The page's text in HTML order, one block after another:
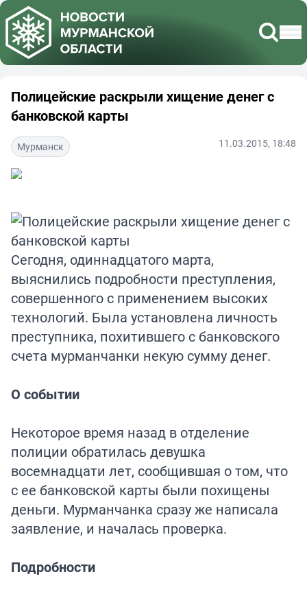
Полицейские раскрыли хищение денег с
банковской карты
Мурманск 11.03.2015, 18:48
Сегодня, одиннадцатого марта,
выяснились подробности преступления,
совершенного с применением высоких
технологий. Была установлена личность
преступника, похитившего с банковского
счета мурманчанки некую сумму денег.
О событии
Некоторое время назад в отделение
полиции обратилась девушка
восемнадцати лет, сообщившая о том, что
с ее банковской карты были похищены
деньги. Мурманчанка сразу же написала
заявление, и началась проверка.
Подробности